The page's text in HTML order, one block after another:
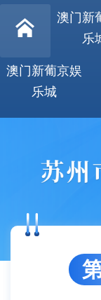
澳门新
乐
澳门新葡京娱
乐城